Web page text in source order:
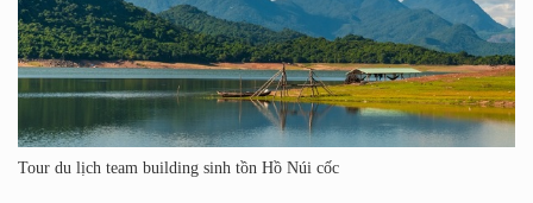
Tour du lịch team building sinh tồn Hồ Núi cốc